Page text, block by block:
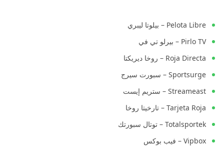
Pelota Libre – بيلوتا ليبري
Pirlo TV – بيرلو تي في
Roja Directa – روخا ديريكتا
Sportsurge – سبورت سيرج
Streameast – ستريم إيست
Tarjeta Roja – تارخيتا روخا
Totalsportek – توتال سبورتك
Vipbox – فيب بوكس